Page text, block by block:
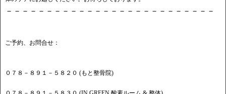
－－－－－－－－－－－－－－－－－－－－－－－－－－
ご予約、お問合せ：
０７８－８９１－５８２０ (もと整骨院)